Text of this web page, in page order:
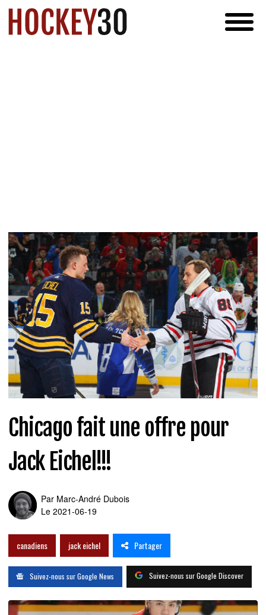
Chicago fait une offre pour
Jack Eichel!!!
Par Marc-André Dubois
Le 2021-06-19
canadiens jack eichel Partager
Suivez-nous sur Google News Suivez-nous sur Google Discover